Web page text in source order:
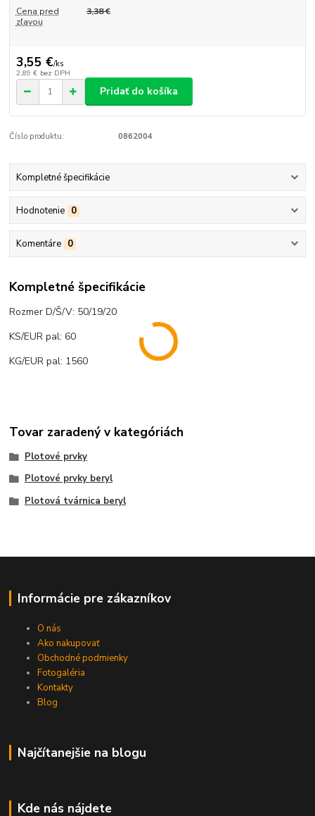
Cena pred
zľavou
3,38 €
3,55 €/ks
2,89 € bez DPH
Pridať do košíka
Číslo produktu: 0862004
Kompletné špecifikácie
Hodnotenie 0
Komentáre 0
Kompletné špecifikácie
Rozmer D/Š/V: 50/19/20
KS/EUR pal: 60
KG/EUR pal: 1560
Tovar zaradený v kategóriách
Plotové prvky
Plotové prvky beryl
Plotová tvárnica beryl
Informácie pre zákazníkov
O nás
Ako nakupovať
Obchodné podmienky
Fotogaléria
Kontakty
Blog
Najčítanejšie na blogu
Kde nás nájdete